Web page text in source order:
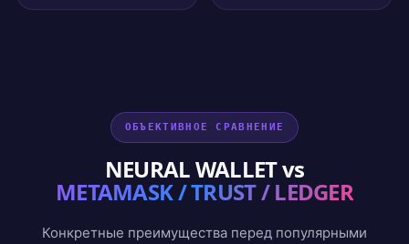
ОБЪЕКТИВНОЕ СРАВНЕНИЕ
NEURAL WALLET vs
METAMASK / TRUST / LEDGER
Конкретные преимущества перед популярными